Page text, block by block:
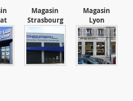
Magasin
Strasbourg
Magasin
Lyon